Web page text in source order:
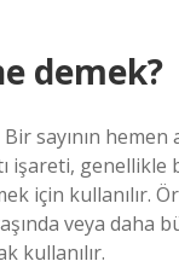
demek?
sayının hemen
işareti, genellikle
için kullanılır.
veya daha
kullanılır.